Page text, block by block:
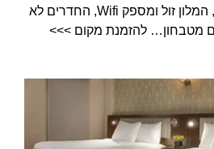
הרועש, ההומה והתיירותי, המלון זול ומספק Wifi, החדרים לא
מטבחון… להזמנת מקום >>>